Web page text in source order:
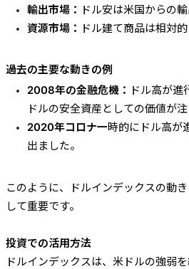
輸出市場： ドル安は米国からの
資源市場： ドル建て商品は相対
過去の主要な動きの例
2008年の金融危機： ドル高が進
ドルの安全資産としての価値が注
2020年コロナ一時的にドル高が
出ました。
このように、ドルインデックスの動
して重要です。
投資での活用方法
ドルインデックスは、米ドルの強弱